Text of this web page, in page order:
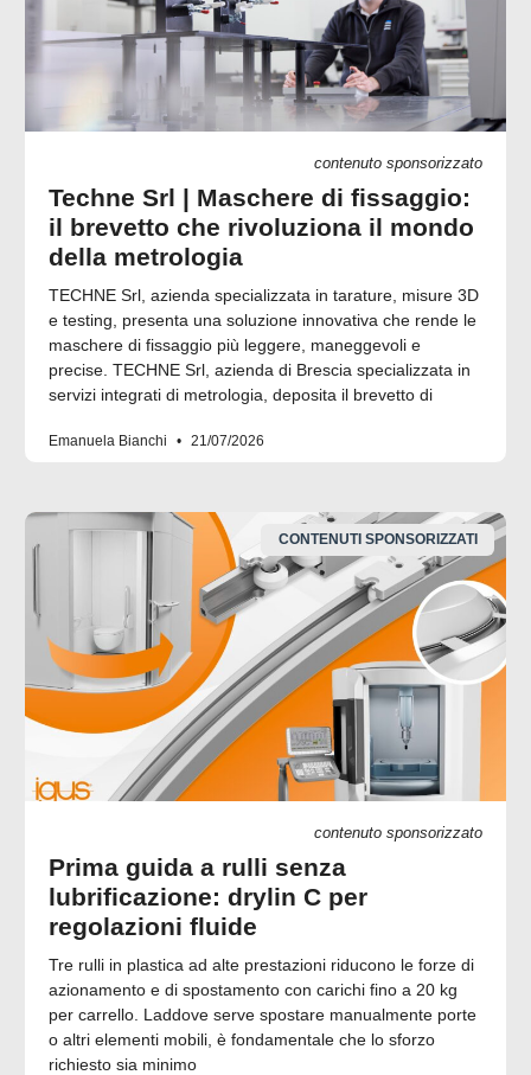
contenuto sponsorizzato
Techne Srl | Maschere di fissaggio:
il brevetto che rivoluziona il mondo
della metrologia
TECHNE Srl, azienda specializzata in tarature, misure 3D
e testing, presenta una soluzione innovativa che rende le
maschere di fissaggio più leggere, maneggevoli e
precise. TECHNE Srl, azienda di Brescia specializzata in
servizi integrati di metrologia, deposita il brevetto di
Emanuela Bianchi 21/07/2026
CONTENUTI SPONSORIZZATI
contenuto sponsorizzato
Prima guida a rulli senza
lubrificazione: drylin C per
regolazioni fluide
Tre rulli in plastica ad alte prestazioni riducono le forze di
azionamento e di spostamento con carichi fino a 20 kg
per carrello. Laddove serve spostare manualmente porte
o altri elementi mobili, è fondamentale che lo sforzo
richiesto sia minimo